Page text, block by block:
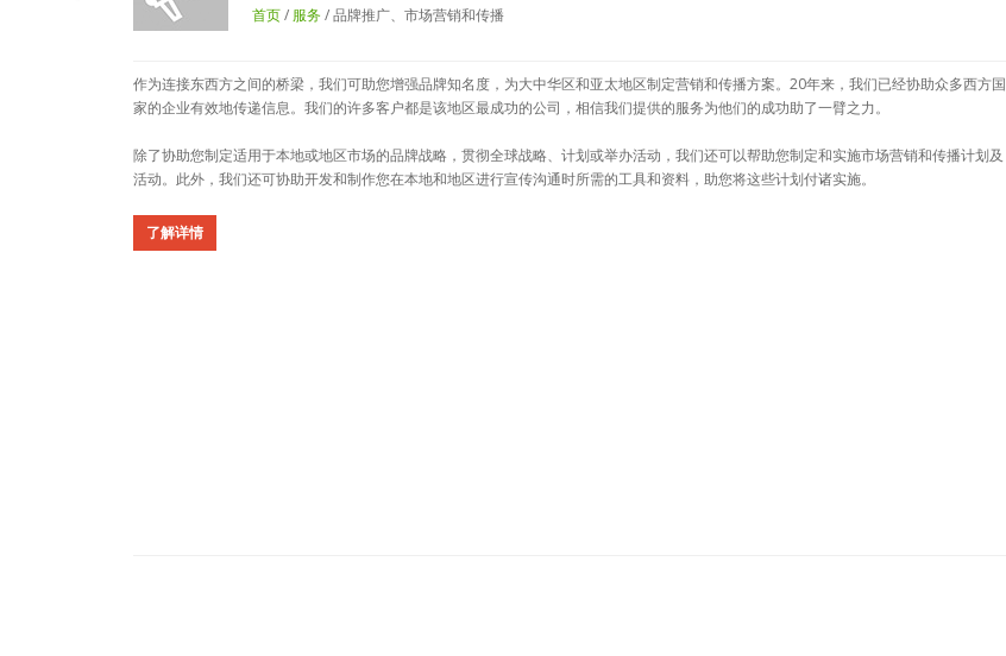
首页/ 服务/ 品牌推广、市场营销和传播
作为连接东西方之间的桥梁，我们可助您增强品牌知名度，为大中华区和亚太地区制定营销和传播方案。20年来，我们已经协助众多西方国
家的企业有效地传递信息。我们的许多客户都是该地区最成功的公司，相信我们提供的服务为他们的成功助了一臂之力。
除了协助您制定适用于本地或地区市场的品牌战略，贯彻全球战略、计划或举办活动，我们还可以帮助您制定和实施市场营销和传播计划及
活动。此外，我们还可协助开发和制作您在本地和地区进行宣传沟通时所需的工具和资料，助您将这些计划付诸实施。
了解详情